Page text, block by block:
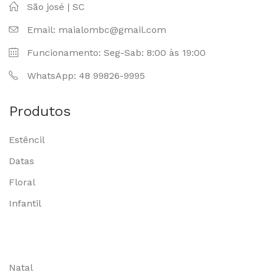
São josé | SC
Email: maialombc@gmail.com
Funcionamento: Seg-Sab: 8:00 às 19:00
WhatsApp: 48 99826-9995
Produtos
Estêncil
Datas
Floral
Infantil
Natal